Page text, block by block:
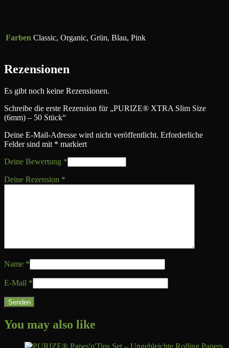
Farben Classic, Organic, Grün, Blau, Pink
Rezensionen
Es gibt noch keine Rezensionen.
Schreibe die erste Rezension für „PURIZE® XTRA Slim Size
(6mm) – 50 Stück“
Deine E-Mail-Adresse wird nicht veröffentlicht. Erforderliche
Felder sind mit * markiert
Deine Bewertung *
Deine Rezension *
Name *
E-Mail *
You may also like